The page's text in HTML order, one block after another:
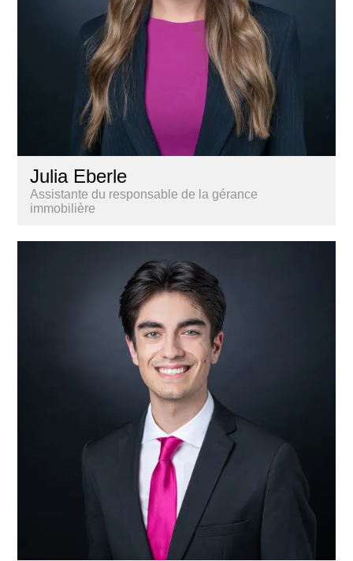
Julia Eberle
Assistante du responsable de la gérance
immobilière